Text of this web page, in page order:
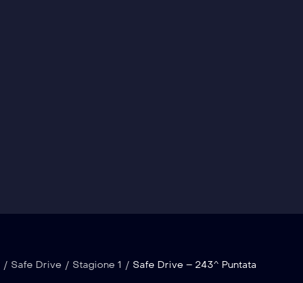
/ Safe Drive / Stagione 1 / Safe Drive – 243^ Puntata